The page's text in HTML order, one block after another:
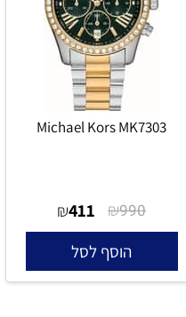
Michael Kors MK7303
₪990
₪411
הוסף לסל